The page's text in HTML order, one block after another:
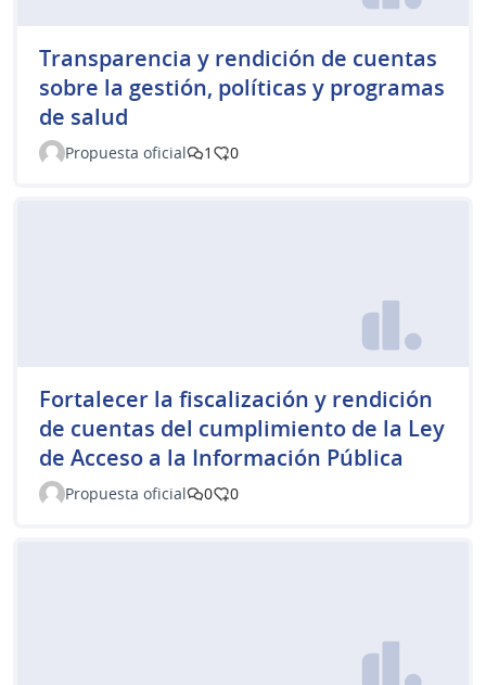
Transparencia y rendición de cuentas
sobre la gestión, políticas y programas
de salud
Propuesta oficial 1 0
Fortalecer la fiscalización y rendición
de cuentas del cumplimiento de la Ley
de Acceso a la Información Pública
Propuesta oficial 0 0